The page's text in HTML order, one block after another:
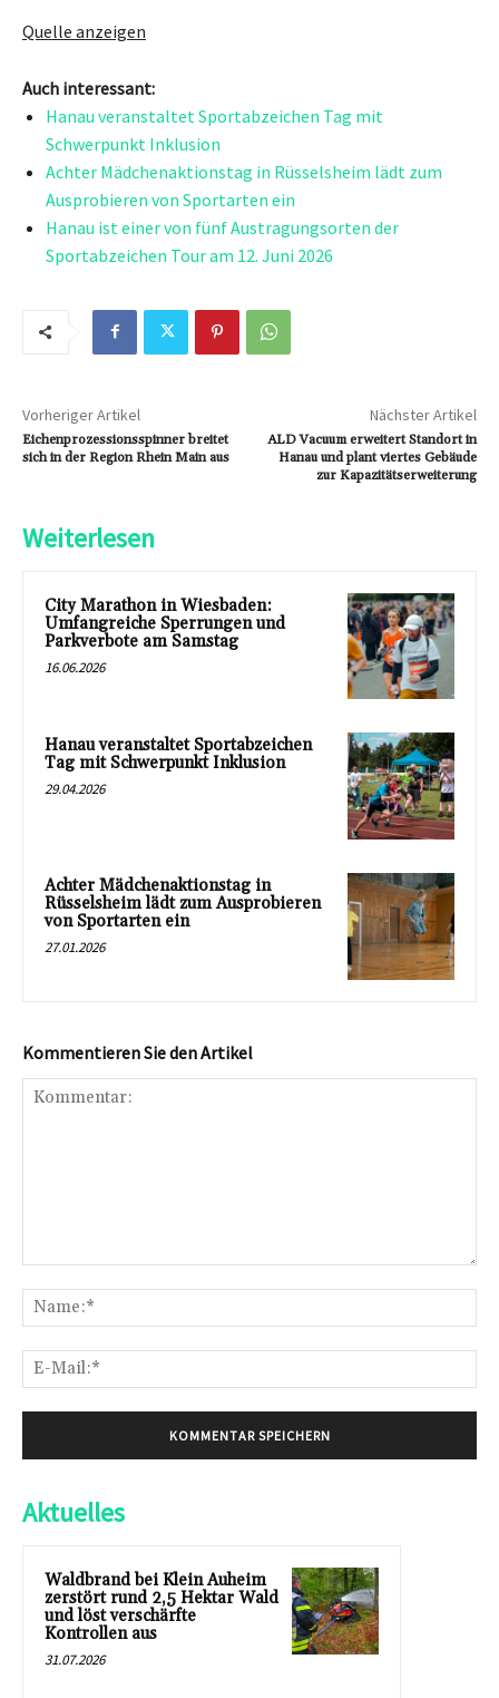
Quelle anzeigen
Auch interessant:
Hanau veranstaltet Sportabzeichen Tag mit
Schwerpunkt Inklusion
Achter Mädchenaktionstag in Rüsselsheim lädt zum
Ausprobieren von Sportarten ein
Hanau ist einer von fünf Austragungsorten der
Sportabzeichen Tour am 12. Juni 2026
Vorheriger Artikel
Eichenprozessionsspinner breitet
sich in der Region Rhein Main aus
Nächster Artikel
ALD Vacuum erweitert Standort in
Hanau und plant viertes Gebäude
zur Kapazitätserweiterung
Weiterlesen
City Marathon in Wiesbaden:
Umfangreiche Sperrungen und
Parkverbote am Samstag
16.06.2026
Hanau veranstaltet Sportabzeichen
Tag mit Schwerpunkt Inklusion
29.04.2026
Achter Mädchenaktionstag in
Rüsselsheim lädt zum Ausprobieren
von Sportarten ein
27.01.2026
Kommentieren Sie den Artikel
Aktuelles
Waldbrand bei Klein Auheim
zerstört rund 2,5 Hektar Wald
und löst verschärfte
Kontrollen aus
31.07.2026